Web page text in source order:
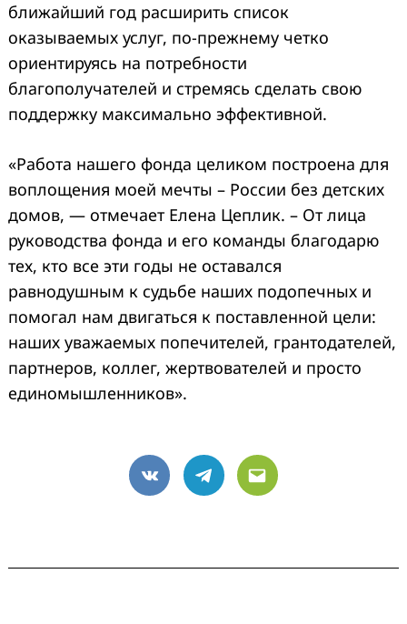
ближайший год расширить список
оказываемых услуг, по-прежнему четко
ориентируясь на потребности
благополучателей и стремясь сделать свою
поддержку максимально эффективной.
«Работа нашего фонда целиком построена для
воплощения моей мечты – России без детских
домов, — отмечает Елена Цеплик. – От лица
руководства фонда и его команды благодарю
тех, кто все эти годы не оставался
равнодушным к судьбе наших подопечных и
помогал нам двигаться к поставленной цели:
наших уважаемых попечителей, грантодателей,
партнеров, коллег, жертвователей и просто
единомышленников».
VK Telegram
Email